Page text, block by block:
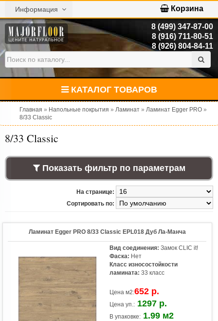
Информация Корзина
8 (499) 347-87-00
8 (916) 711-80-51
8 (926) 804-84-11
КАТАЛОГ ТОВАРОВ
Главная » Напольные покрытия » Ламинат » Ламинат Egger PRO »
8/33 Classic
8/33 Classic
Показать фильтр по параметрам
На странице:
Сортировать по:
Ламинат Egger PRO 8/33 Classic EPL018 Дуб Ла-Манча
Вид соединения: Замок CLIC it!
Фаска: Нет
Класс износостойкости
ламината: 33 класс
Цена м2:652 р.
Цена уп.: 1297 р.
В упаковке: 1.99 м2